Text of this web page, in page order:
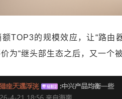
TOP3的规模效应，让“路由
为“继头部生态之后，又一个